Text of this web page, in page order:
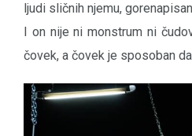
ljudi sličnih njemu,
I on nije ni monstrum ni
čovek, a čovek je sposoban